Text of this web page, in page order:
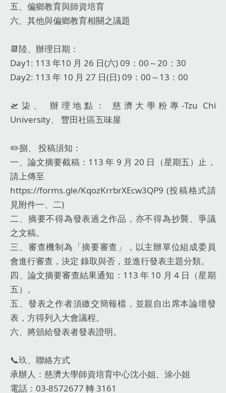
五、偏鄉教育與師資培育
六、其他與偏鄉教育相關之議題
📆陸、辦理日期：
Day1: 113 年10 月 26 日(六) 09：00～20：30
Day2: 113 年 10 月 27 日(日) 09：00～13：00
🛫柒、 辦理地點： 慈濟大學粉專-Tzu Chi
University、 豐田社區五味屋
✏️捌、 投稿須知：
一、論文摘要截稿：113 年 9 月 20 日（星期五）止，
請上傳至
https://forms.gle/KqozKrrbrXEcw3QP9 (投稿格式請
見附件一、二)
二、摘要不得為發表過之作品，亦不得為抄襲、爭議
之文稿。
三、審查機制為「摘要審查」，以主辦單位組成委員
會進行審查，決定 錄取與否，並進行發表主題分類。
四、論文摘要審查結果通知：113 年 10 月 4 日（星期
五）。
五、發表之作者須繳交簡報檔，並親自出席本論壇發
表，方得列入大會議程。
六、將頒給發表者發表證明。
📞玖、聯絡方式
承辦人：慈濟大學師資培育中心沈小姐、涂小姐
電話：03-8572677 轉 3161